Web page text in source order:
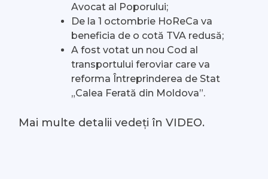
Avocat al Poporului;
De la 1 octombrie HoReCa va
beneficia de o cotă TVA redusă;
A fost votat un nou Cod al
transportului feroviar care va
reforma Întreprinderea de Stat
„Calea Ferată din Moldova”.
Mai multe detalii vedeți în VIDEO.